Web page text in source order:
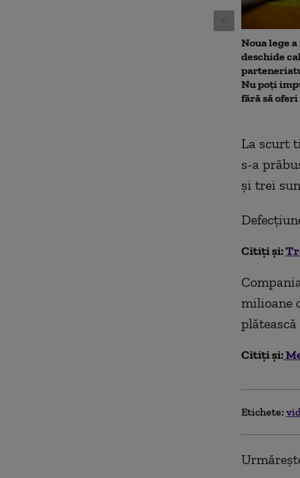
Noua lege
deschide
Nu poți
fără să
La scurt
s-a
şi trei
Citiți și:
milioane
Citiți și:
Etichete: